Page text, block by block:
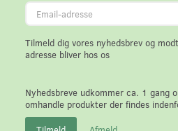
Email-
adresse
Tilmeld dig vores nyhedsbrev og
adresse bliver hos os
Nyhedsbreve udkommer ca. 1 gang
omhandle produkter der findes